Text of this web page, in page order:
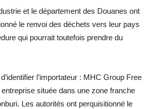
et le département des Douanes ont
le renvoi des déchets vers leur pays
qui pourrait toutefois prendre du
l’importateur : MHC Group Free
située dans une zone franche
Les autorités ont perquisitionné le